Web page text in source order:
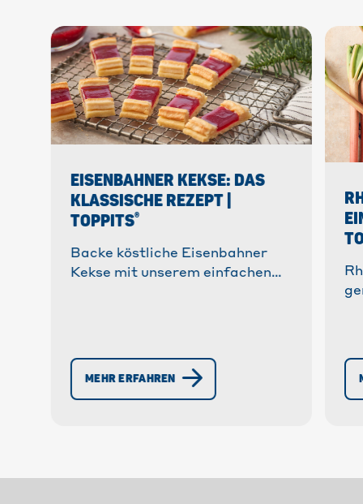
EISENBAHNER KEKSE: DAS
KLASSISCHE REZEPT |
TOPPITS®
Backe köstliche Eisenbahner
Kekse mit unserem einfachen
MEHR ERFAHREN